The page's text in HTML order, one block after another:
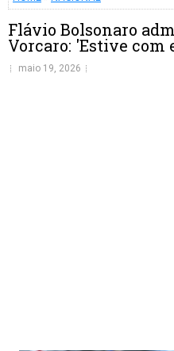
Flávio Bolsonaro
Vorcaro: 'Estive com
maio 19, 2026